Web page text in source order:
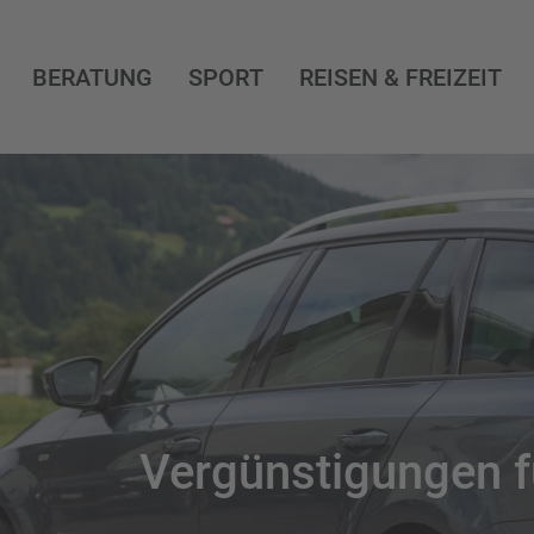
BERATUNG SPORT REISEN & FREIZEIT
Vergünstigungen